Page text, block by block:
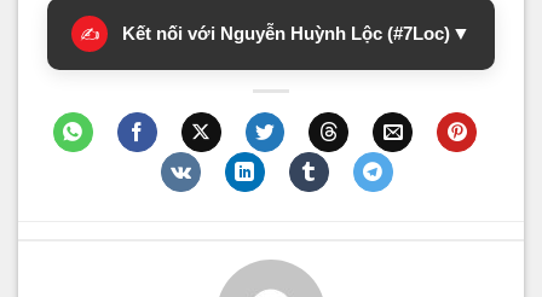
✍️ Kết nối với Nguyễn Huỳnh Lộc (#7Loc) ▼